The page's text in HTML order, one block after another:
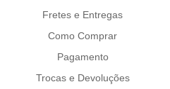
Fretes e Entregas
Como Comprar
Pagamento
Trocas e Devoluções